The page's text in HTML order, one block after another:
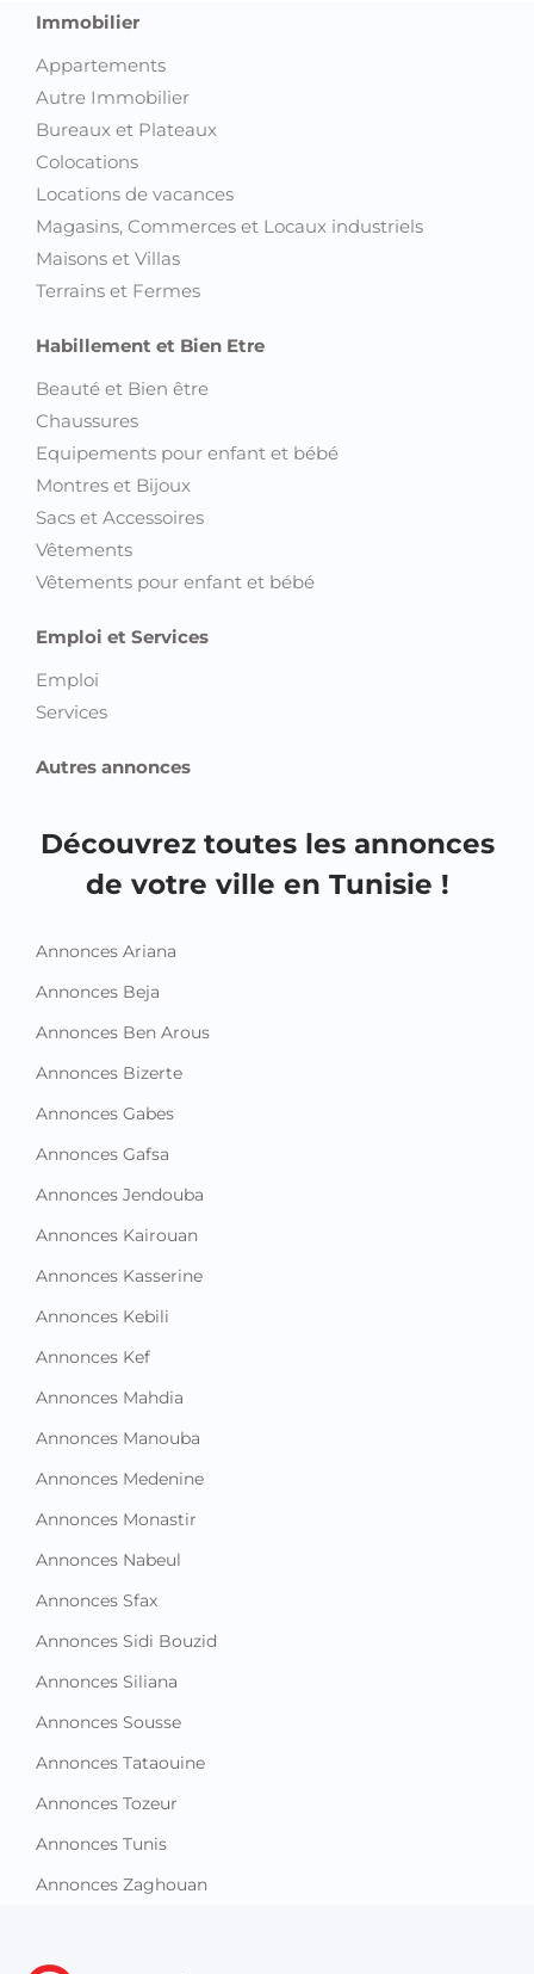
Immobilier
Appartements
Autre Immobilier
Bureaux et Plateaux
Colocations
Locations de vacances
Magasins, Commerces et Locaux industriels
Maisons et Villas
Terrains et Fermes
Habillement et Bien Etre
Beauté et Bien être
Chaussures
Equipements pour enfant et bébé
Montres et Bijoux
Sacs et Accessoires
Vêtements
Vêtements pour enfant et bébé
Emploi et Services
Emploi
Services
Autres annonces
Découvrez toutes les annonces
de votre ville en Tunisie !
Annonces Ariana
Annonces Beja
Annonces Ben Arous
Annonces Bizerte
Annonces Gabes
Annonces Gafsa
Annonces Jendouba
Annonces Kairouan
Annonces Kasserine
Annonces Kebili
Annonces Kef
Annonces Mahdia
Annonces Manouba
Annonces Medenine
Annonces Monastir
Annonces Nabeul
Annonces Sfax
Annonces Sidi Bouzid
Annonces Siliana
Annonces Sousse
Annonces Tataouine
Annonces Tozeur
Annonces Tunis
Annonces Zaghouan